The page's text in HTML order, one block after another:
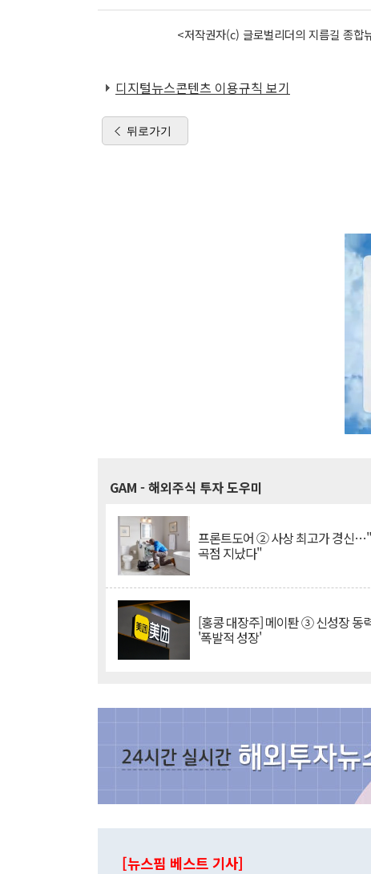
<저작권자(c) 글로벌리더의 지름길 종
디지털뉴스콘텐츠 이용규칙 보기
뒤로가기
GAM - 해외주식 투자 도우미
프론트도어 ② 사상 최고가 경신
곡점 지났다"
[홍콩 대장주] 메이퇀 ③ 신성장 동
'폭발적 성장'
[뉴스핌 베스트 기사]